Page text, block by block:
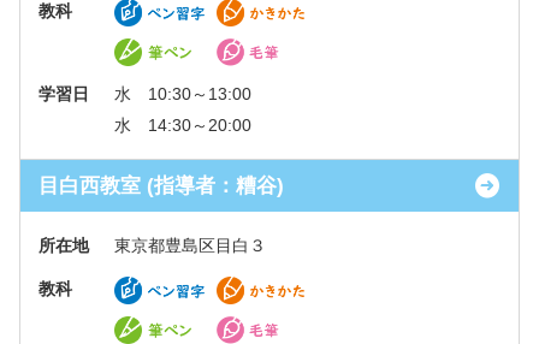
教科
学習日
水 10:30～13:00
水 14:30～20:00
目白西教室 (指導者：糟谷)
所在地 東京都豊島区目白３
教科